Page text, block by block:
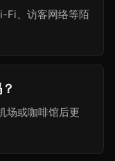
Fi、访客网络等陌
场或咖啡馆后更